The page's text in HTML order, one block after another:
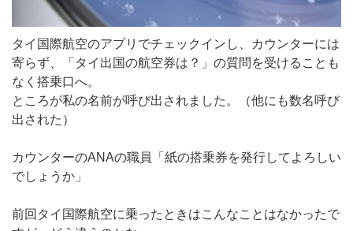
タイ国際航空のアプリでチェックインし、カウンターには
寄らず、「タイ出国の航空券は？」の質問を受けることも
なく搭乗口へ。
ところが私の名前が呼び出されました。（他にも数名呼び
出された）
カウンターのANAの職員「紙の搭乗券を発行してよろしい
でしょうか」
前回タイ国際航空に乗ったときはこんなことはなかったで